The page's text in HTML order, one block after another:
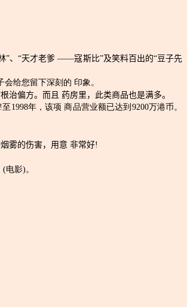
”、“天才老爹 ——寇斯比”及笑料百出的“豆子先
给您留下深刻的 印象。
治偏方。而且 药房里，此类商品也是满多。
!至1998年，该项 商品营业额已达到9200万港币。
雾的伤害，用意 非常好!
电影)。